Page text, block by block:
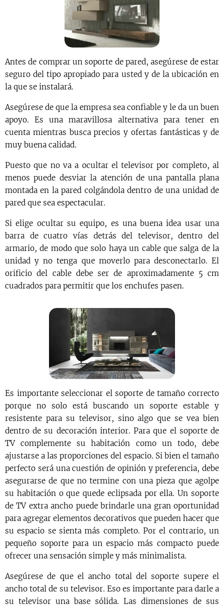
Antes de comprar un soporte de pared, asegúrese de estar
seguro del tipo apropiado para usted y de la ubicación en
la que se instalará.
Asegúrese de que la empresa sea confiable y le da un buen
apoyo. Es una maravillosa alternativa para tener en
cuenta mientras busca precios y ofertas fantásticas y de
muy buena calidad.
Puesto que no va a ocultar el televisor por completo, al
menos puede desviar la atención de una pantalla plana
montada en la pared colgándola dentro de una unidad de
pared que sea espectacular.
Si elige ocultar su equipo, es una buena idea usar una
barra de cuatro vías detrás del televisor, dentro del
armario, de modo que solo haya un cable que salga de la
unidad y no tenga que moverlo para desconectarlo. El
orificio del cable debe ser de aproximadamente 5 cm
cuadrados para permitir que los enchufes pasen.
Es importante seleccionar el soporte de tamaño correcto
porque no solo está buscando un soporte estable y
resistente para su televisor, sino algo que se vea bien
dentro de su decoración interior. Para que el soporte de
TV complemente su habitación como un todo, debe
ajustarse a las proporciones del espacio. Si bien el tamaño
perfecto será una cuestión de opinión y preferencia, debe
asegurarse de que no termine con una pieza que agolpe
su habitación o que quede eclipsada por ella. Un soporte
de TV extra ancho puede brindarle una gran oportunidad
para agregar elementos decorativos que pueden hacer que
su espacio se sienta más completo. Por el contrario, un
pequeño soporte para un espacio más compacto puede
ofrecer una sensación simple y más minimalista.
Asegúrese de que el ancho total del soporte supere el
ancho total de su televisor. Eso es importante para darle a
su televisor una base sólida. Las dimensiones de sus